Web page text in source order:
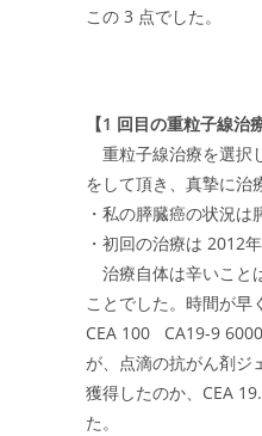
この 3 点でした。
【1 回目の重粒子線治療
重粒子線治療を選択
をして頂き、真摯に治
・私の膵臓癌の状況は
・初回の治療は 2012
治療自体は辛いこと
ことでした。時間が早
CEA 100 CA19-9
が、点滴の抗がん剤ジ
獲得したのか、CEA
た。